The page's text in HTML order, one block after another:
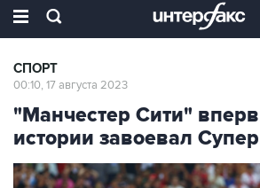
СПОРТ
00:10, 17 августа 2023
"Манчестер Сити"
истории завоевал